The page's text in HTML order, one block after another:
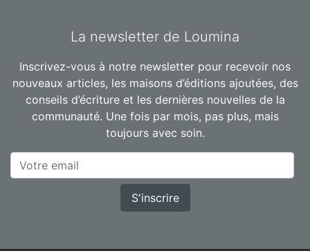
La newsletter de Loumina
Inscrivez-vous à notre newsletter pour recevoir nos
nouveaux articles, les maisons d’éditions ajoutées, des
conseils d’écriture et les dernières nouvelles de la
communauté. Une fois par mois, pas plus, mais
toujours avec soin.
S'inscrire